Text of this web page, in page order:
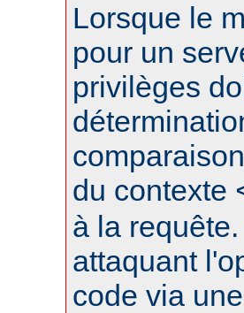
Lorsque le
pour un
privilèges
du contexte
à la
attaquant
code via